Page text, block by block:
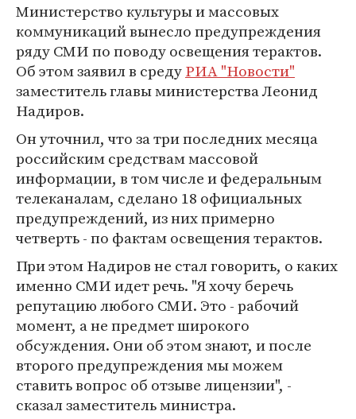
Министерство культуры и массовых
коммуникаций вынесло предупреждения
ряду СМИ по поводу освещения терактов.
Об этом заявил в средуРИА "Новости"
заместитель главы министерства Леонид
Надиров.
Он уточнил, что за три последних месяца
российским средствам массовой
информации, в том числе и федеральным
телеканалам, сделано 18 официальных
предупреждений, из них примерно
четверть - по фактам освещения терактов.
При этом Надиров не стал говорить, о каких
именно СМИ идет речь. "Я хочу беречь
репутацию любого СМИ. Это - рабочий
момент, а не предмет широкого
обсуждения. Они об этом знают, и после
второго предупреждения мы можем
ставить вопрос об отзыве лицензии", -
сказал заместитель министра.